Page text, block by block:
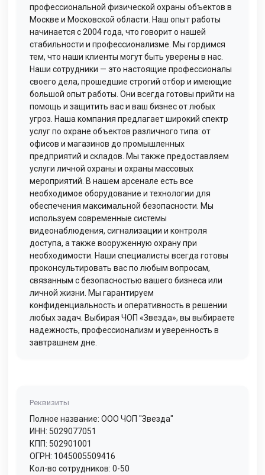
профессиональной физической охраны объектов в
Москве и Московской области. Наш опыт работы
начинается с 2004 года, что говорит о нашей
стабильности и профессионализме. Мы гордимся
тем, что наши клиенты могут быть уверены в нас.
Наши сотрудники — это настоящие профессионалы
своего дела, прошедшие строгий отбор и имеющие
большой опыт работы. Они всегда готовы прийти на
помощь и защитить вас и ваш бизнес от любых
угроз. Наша компания предлагает широкий спектр
услуг по охране объектов различного типа: от
офисов и магазинов до промышленных
предприятий и складов. Мы также предоставляем
услуги личной охраны и охраны массовых
мероприятий. В нашем арсенале есть все
необходимое оборудование и технологии для
обеспечения максимальной безопасности. Мы
используем современные системы
видеонаблюдения, сигнализации и контроля
доступа, а также вооруженную охрану при
необходимости. Наши специалисты всегда готовы
проконсультировать вас по любым вопросам,
связанным с безопасностью вашего бизнеса или
личной жизни. Мы гарантируем
конфиденциальность и оперативность в решении
любых задач. Выбирая ЧОП «Звезда», вы выбираете
надежность, профессионализм и уверенность в
завтрашнем дне.
Реквизиты
Полное название: ООО ЧОП "Звезда"
ИНН: 5029077051
КПП: 502901001
ОГРН: 1045005509416
Кол-во сотрудников: 0-50